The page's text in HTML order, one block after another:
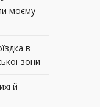
моєму
в
зони
й